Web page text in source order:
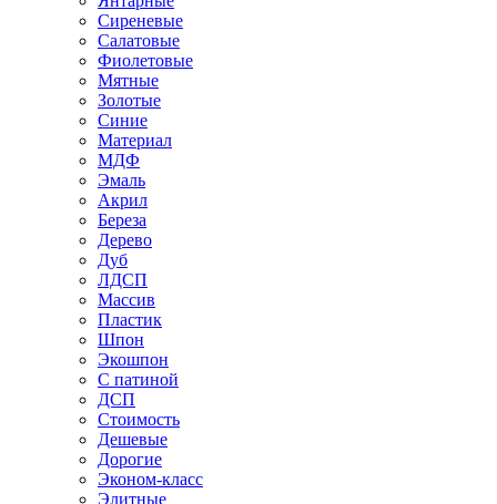
Сиреневые
Салатовые
Фиолетовые
Мятные
Золотые
Синие
Материал
МДФ
Эмаль
Акрил
Береза
Дерево
Дуб
ЛДСП
Массив
Пластик
Шпон
Экошпон
С патиной
ДСП
Стоимость
Дешевые
Дорогие
Эконом-класс
Элитные